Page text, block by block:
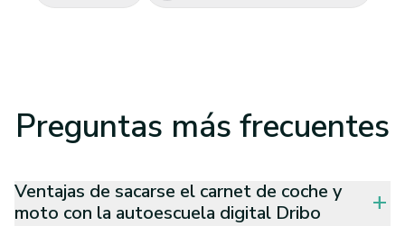
Preguntas más frecuentes
Ventajas de sacarse el carnet de coche y
moto con la autoescuela digital Dribo
add